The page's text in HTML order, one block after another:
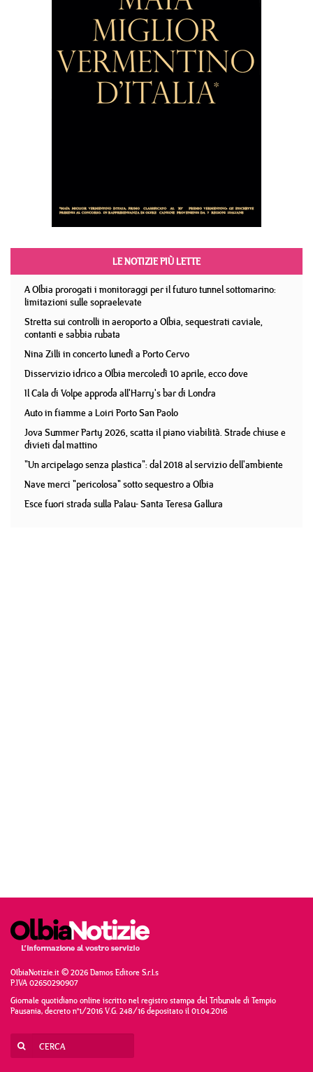
LE NOTIZIE PIÙ LETTE
A Olbia prorogati i monitoraggi per il futuro tunnel sottomarino:
limitazioni sulle sopraelevate
Stretta sui controlli in aeroporto a Olbia, sequestrati caviale,
contanti e sabbia rubata
Nina Zilli in concerto lunedì a Porto Cervo
Disservizio idrico a Olbia mercoledì 10 aprile, ecco dove
Il Cala di Volpe approda all'Harry's bar di Londra
Auto in fiamme a Loiri Porto San Paolo
Jova Summer Party 2026, scatta il piano viabilità. Strade chiuse e
divieti dal mattino
"Un arcipelago senza plastica": dal 2018 al servizio dell'ambiente
Nave merci "pericolosa" sotto sequestro a Olbia
Esce fuori strada sulla Palau- Santa Teresa Gallura
OlbiaNotizie.it © 2026 Damos Editore S.r.l.s
P.IVA 02650290907
Giornale quotidiano online iscritto nel registro stampa del Tribunale di Tempio
Pausania, decreto n°1/2016 V.G. 248/16 depositato il 01.04.2016